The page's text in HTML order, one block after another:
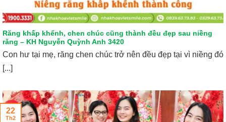
Răng khấp khểnh, chen chúc cũng thành đều đẹp sau niềng
răng – KH Nguyễn Quỳnh Anh 3420
Con hư tại mẹ, răng chen chúc trở nên đều đẹp tại vì niềng đó
[...]
22
Th2